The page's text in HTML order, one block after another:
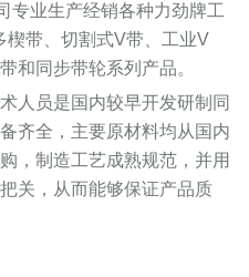
专业生产经销各种力劲牌工
楔带、切割式V带、工业V
和同步带轮系列产品。
人员是国内较早开发研制同
齐全，主要原材料均从国内
，制造工艺成熟规范，并用
关，从而能够保证产品质